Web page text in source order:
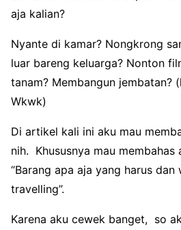
aja kalian?
Nyante di kamar? Nongkrong
luar bareng keluarga? Nonton
tanam? Membangun jembatan?
Wkwk)
Di artikel kali ini aku mau
nih. Khususnya mau membahas
“Barang apa aja yang harus
travelling”.
Karena aku cewek banget, so